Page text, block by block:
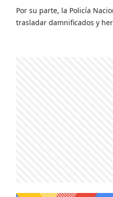
Por su parte, la Policía
trasladar damnificados y